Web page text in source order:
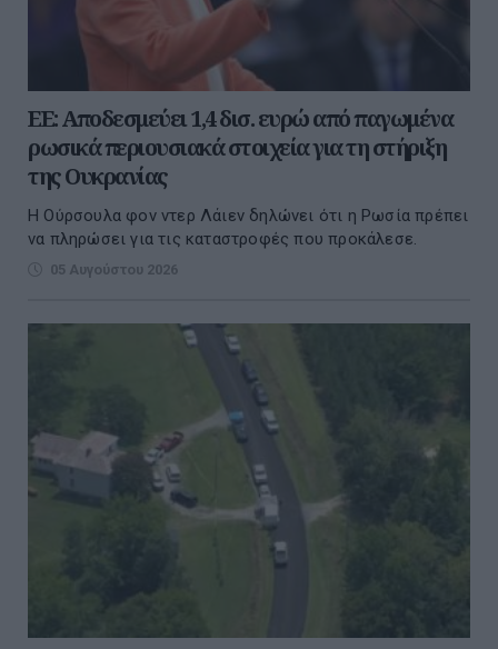
ΕΕ: Αποδεσμεύει 1,4 δισ. ευρώ από παγωμένα
ρωσικά περιουσιακά στοιχεία για τη στήριξη
της Ουκρανίας
Η Ούρσουλα φον ντερ Λάιεν δηλώνει ότι η Ρωσία πρέπει
να πληρώσει για τις καταστροφές που προκάλεσε.
05 Αυγούστου 2026